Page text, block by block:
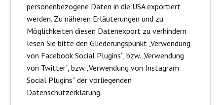
personenbezogene Daten in die USA exportiert
werden. Zu näheren Erläuterungen und zu
Möglichkeiten diesen Datenexport zu verhindern
lesen Sie bitte den Gliederungspunkt „Verwendung
von Facebook Social Plugins“, bzw. „Verwendung
von Twitter“, bzw. „Verwendung von Instagram
Social Plugins“ der vorliegenden
Datenschutzerklärung.